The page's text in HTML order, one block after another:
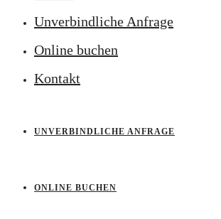
Unverbindliche Anfrage
Online buchen
Kontakt
UNVERBINDLICHE ANFRAGE
ONLINE BUCHEN